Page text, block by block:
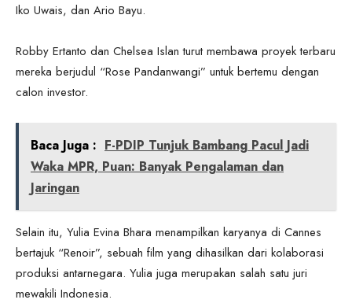
Iko Uwais, dan Ario Bayu.
Robby Ertanto dan Chelsea Islan turut membawa proyek terbaru
mereka berjudul “Rose Pandanwangi” untuk bertemu dengan
calon investor.
Baca Juga : F-PDIP Tunjuk Bambang Pacul Jadi
Waka MPR, Puan: Banyak Pengalaman dan
Jaringan
Selain itu, Yulia Evina Bhara menampilkan karyanya di Cannes
bertajuk “Renoir”, sebuah film yang dihasilkan dari kolaborasi
produksi antarnegara. Yulia juga merupakan salah satu juri
mewakili Indonesia.